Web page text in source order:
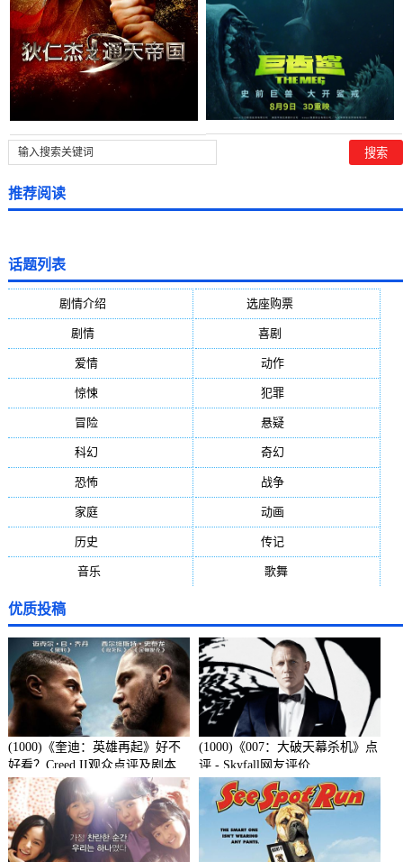
推荐阅读
话题列表
剧情介绍 选座购票(5388)
剧情 喜剧
爱情(887) 动作
惊悚(648) 犯罪
冒险(377) 悬疑
科幻 奇幻
恐怖(236) 战争
家庭(195) 动画
历史 传记
音乐 歌舞(81)
优质投稿
(1000)《奎迪：英雄再起》好不
好看？Creed II观众点评及剧本
(1000)《007：大破天幕杀机》点
评 - Skyfall网友评价